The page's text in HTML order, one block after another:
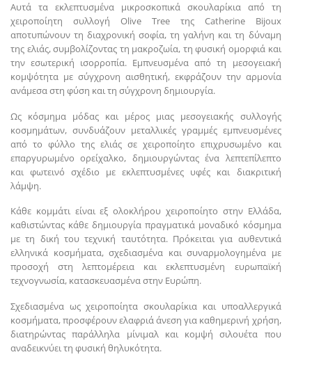
Αυτά τα εκλεπτυσμένα μικροσκοπικά σκουλαρίκια από τη
χειροποίητη συλλογή Olive Tree της Catherine Bijoux
αποτυπώνουν τη διαχρονική σοφία, τη γαλήνη και τη δύναμη
της ελιάς, συμβολίζοντας τη μακροζωία, τη φυσική ομορφιά και
την εσωτερική ισορροπία. Εμπνευσμένα από τη μεσογειακή
κομψότητα με σύγχρονη αισθητική, εκφράζουν την αρμονία
ανάμεσα στη φύση και τη σύγχρονη δημιουργία.
Ως κόσμημα μόδας και μέρος μιας μεσογειακής συλλογής
κοσμημάτων, συνδυάζουν μεταλλικές γραμμές εμπνευσμένες
από το φύλλο της ελιάς σε χειροποίητο επιχρυσωμένο και
επαργυρωμένο ορείχαλκο, δημιουργώντας ένα λεπτεπίλεπτο
και φωτεινό σχέδιο με εκλεπτυσμένες υφές και διακριτική
λάμψη.
Κάθε κομμάτι είναι εξ ολοκλήρου χειροποίητο στην Ελλάδα,
καθιστώντας κάθε δημιουργία πραγματικά μοναδικό κόσμημα
με τη δική του τεχνική ταυτότητα. Πρόκειται για αυθεντικά
ελληνικά κοσμήματα, σχεδιασμένα και συναρμολογημένα με
προσοχή στη λεπτομέρεια και εκλεπτυσμένη ευρωπαϊκή
τεχνογνωσία, κατασκευασμένα στην Ευρώπη.
Σχεδιασμένα ως χειροποίητα σκουλαρίκια και υποαλλεργικά
κοσμήματα, προσφέρουν ελαφριά άνεση για καθημερινή χρήση,
διατηρώντας παράλληλα μίνιμαλ και κομψή σιλουέτα που
αναδεικνύει τη φυσική θηλυκότητα.